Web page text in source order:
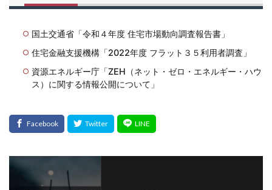
国土交通省「令和４年度 住宅市場動向調査報告書」
住宅金融支援機構「2022年度 フラット３５利用者調査」
資源エネルギー庁「ZEH（ネット・ゼロ・エネルギー・ハウ
ス）に関する情報公開について」